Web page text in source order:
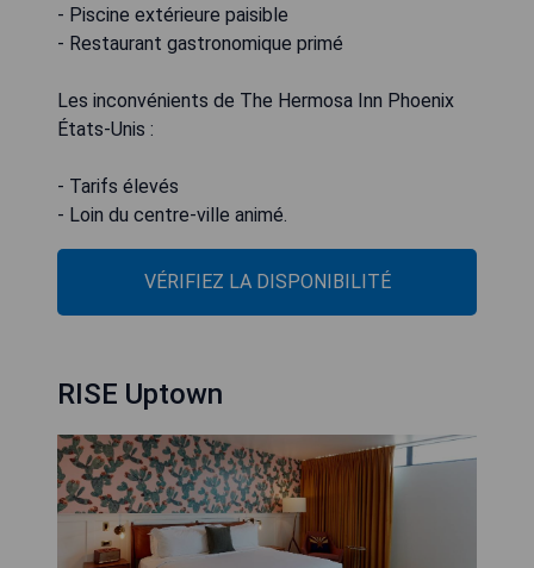
- Piscine extérieure paisible
- Restaurant gastronomique primé
Les inconvénients de The Hermosa Inn Phoenix
États-Unis :
- Tarifs élevés
- Loin du centre-ville animé.
VÉRIFIEZ LA DISPONIBILITÉ
RISE Uptown